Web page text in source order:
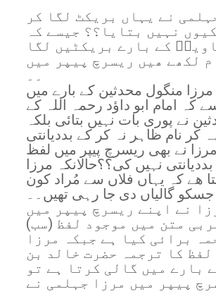
نے یہاں بریکٹ لگا کر
نہیں بتایا؟؟ جیسے کہ
کے بارے بریکٹیں لگا
لکھے ھیں ریسرچ پیپر میں
۔۔
مرزا منگول محدثین کے بارے میں
کہ امام ابو داؤد رحمہ اللہ کے
نے پوری بات نہیں بتائی بلکہ
کر نام ظاہر نہ کر کے بددیانتی
نے بھی ریسرچ پیپر میں لفظ
نہیں کی؟؟حالانکہ مرزا
ھے کہ یہاں فلاں سے مُراد کون
گالیاں دی جا رہی تھیں۔۔
نے اپنے ریسرچ پیپر میں
متن میں موجود لفظ (سب)
برائی کیا ہے جبکہ مرزا
کا ترجمہ حضرت خالد بن
بارے میں گالی کرتا ہے تو
پیپر میں مرزا جہلمی نے